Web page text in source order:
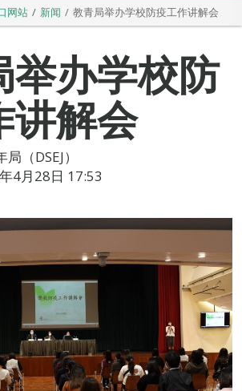
网站 新闻 教青局举办学校防疫工作讲解会
举办学校防
讲解会
（DSEJ）
4月28日 17:53